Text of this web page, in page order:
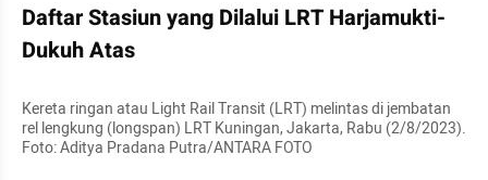
Daftar Stasiun yang Dilalui LRT Harjamukti-
Dukuh Atas
Kereta ringan atau Light Rail Transit (LRT) melintas di jembatan
rel lengkung (longspan) LRT Kuningan, Jakarta, Rabu (2/8/2023).
Foto: Aditya Pradana Putra/ANTARA FOTO